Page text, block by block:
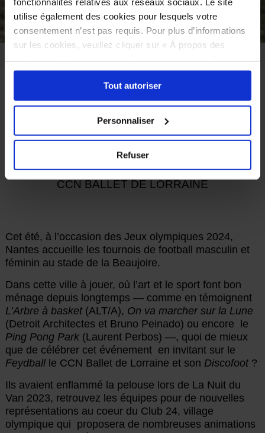
utilise également des cookies pour lesquels votre
consentement n’est pas requis. Pour plus d’informations
sur les cookies, veuillez cliquer sur « À propos des
sélectionner les cookies selon les finalités via l'onglet
« Détails ». À tout moment, vous pouvez modifier votre
choix en cliquant sur le lien « Cookies » en bas des
Tout autoriser
Personnaliser
Refuser
©
ACCUEIL ANIMATION
ANIMATION
FEYDBALL
Discofoot
CCN BALLET DE LORRAINE
Cet été, à l’occasion des Jeux olympiques 2024,
Nantes accueille les tournois de football masculin et
féminin au stade de la Beaujoire.
Dans cette ville à jouer, où l’art et le sport font bon
ménage depuis longtemps — comme en témoignent
L’Arbre à basket (ALT/A), On va marcher sur la Lune
(Detroit Architectes et Bruno Peinado) ou encore le
Ping Pong Park (Laurent Perbos) —, quoi de mieux
que de célébrer cet événement en invitant sur le
Feydball le CCN Ballet de Lorraine et son Discofoot ?
Ils avaient enflammé la pelouse lors de La Nuit du
Van 2023, retrouvez les équipes pour de nouvelles
représentations au coeur du Club 24, village
olympique qui proposera de nombreuses animations